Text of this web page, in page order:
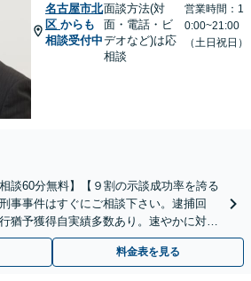
名古屋市北
区 からも
相談受付中
面談方法(対
面・電話・ビ
デオなど)は応
相談
営業時間：1
0:00~21:00
（土日祝日）
談60分無料】【９割の示談成功率を誇る
事事件はすぐにご相談下さい。逮捕回
猶予獲得自実績多数あり。速やかに対応
【当日・夜間や土日祝対応可】
料金表を見る